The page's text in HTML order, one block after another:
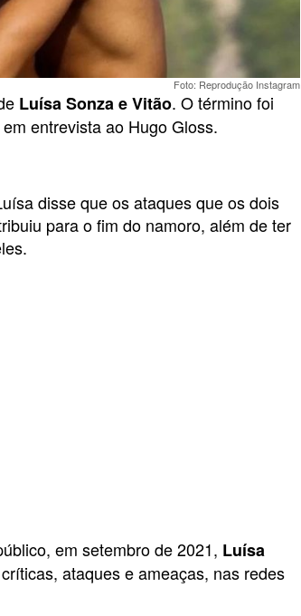
Foto: Reprodução Instagram
Luísa Sonza e Vitão. O término foi
entrevista ao Hugo Gloss.
disse que os ataques que os dois
para o fim do namoro, além de ter
em setembro de 2021, Luísa
ataques e ameaças, nas redes